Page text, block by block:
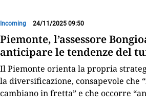
Incoming 24/11/2025 09:50
Piemonte, l’assessore
anticipare le tendenze del
Il Piemonte orienta la propria
la diversificazione, consapevole che
cambiano in fretta” e che occorre